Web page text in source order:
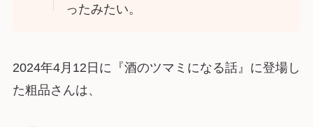
ったみたい。
2024年4月12日に『酒のツマミになる話』に登場し
た粗品さんは、